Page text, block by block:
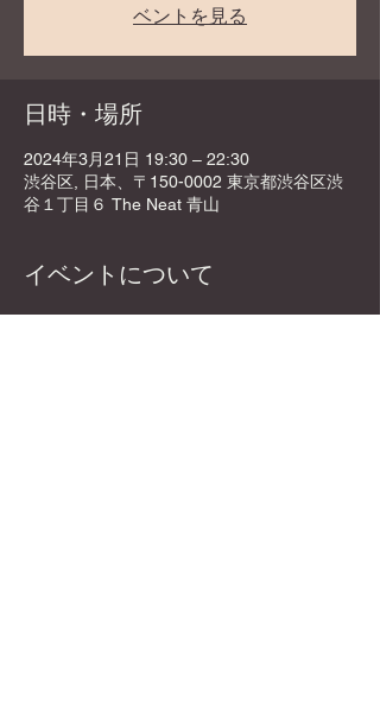
ベントを見る
日時・場所
2024年3月21日 19:30 – 22:30
渋谷区, 日本、〒150-0002 東京都渋谷区渋
谷１丁目６ The Neat 青山
イベントについて
📍 DyCE Global Board Game Cafe